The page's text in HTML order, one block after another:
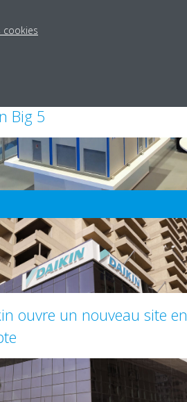
Big 5
ouvre un nouveau site en
cookies